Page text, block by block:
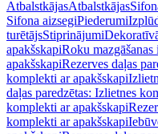
AtbalstkājasAtbalstkājas
Sifona aizsegiPiederumi
turētājsStiprinājumi
apakšskapiRoku
apakšskapiRezerves daļas
komplekti ar apakšskapi
daļas paredzētas: Izlietnes
komplekti ar apakšskapi
komplekti ar apakšskapi